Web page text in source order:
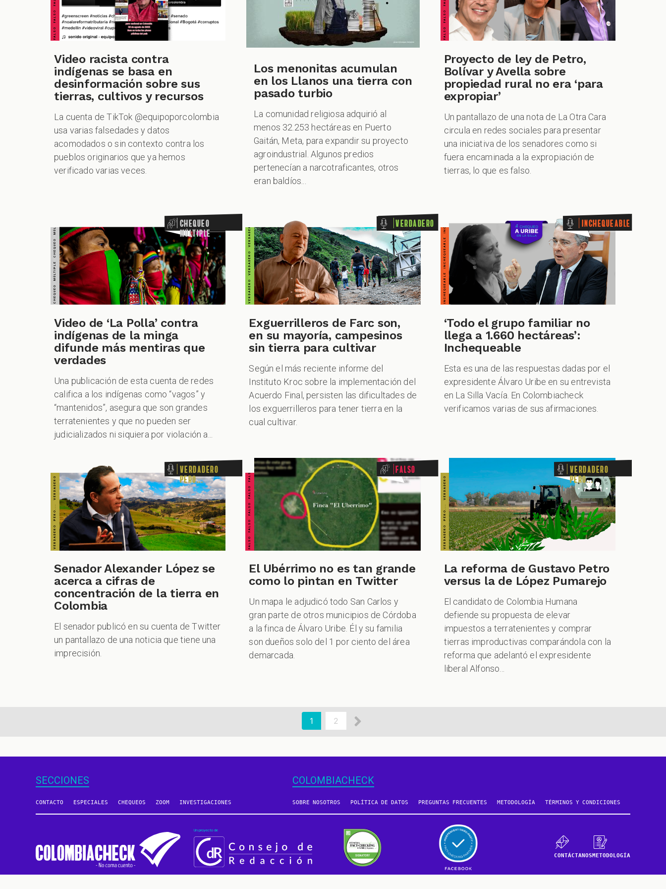
Video racista contra
indígenas se basa en
desinformación sobre sus
tierras, cultivos y recursos
La cuenta de TikTok @equipoporcolombia
usa varias falsedades y datos
acomodados o sin contexto contra los
pueblos originarios que ya hemos
verificado varias veces.
Los menonitas acumulan
en los Llanos una tierra con
pasado turbio
La comunidad religiosa adquirió al
menos 32.253 hectáreas en Puerto
Gaitán, Meta, para expandir su proyecto
agroindustrial. Algunos predios
pertenecían a narcotraficantes, otros
eran baldíos...
Proyecto de ley de Petro,
Bolívar y Avella sobre
propiedad rural no era ‘para
expropiar’
Un pantallazo de una nota de La Otra Cara
circula en redes sociales para presentar
una iniciativa de los senadores como si
fuera encaminada a la expropiación de
tierras, lo que es falso.
CHEQUEO MÚLTIPLE CHEQUEO MÚLTIPLE CHEQUEO MÚLTIPLE CHEQUEO MÚLTIPLE CHEQUEO MÚLTIPLE CHEQUEO MÚLTIPLE CHEQUEO MÚLTIPLE
Chequeo
Múltiple
Video de ‘La Polla’ contra
indígenas de la minga
difunde más mentiras que
verdades
Una publicación de esta cuenta de redes
califica a los indígenas como “vagos” y
“mantenidos”, asegura que son grandes
terratenientes y que no pueden ser
judicializados ni siquiera por violación a...
VERDADERO VERDADERO VERDADERO VERDADERO VERDADERO VERDADERO VERDADERO Verdadero
Exguerrilleros de Farc son,
en su mayoría, campesinos
sin tierra para cultivar
Según el más reciente informe del
Instituto Kroc sobre la implementación del
Acuerdo Final, persisten las dificultades de
los exguerrilleros para tener tierra en la
cual cultivar.
INCHEQUEABLE INCHEQUEABLE INCHEQUEABLE INCHEQUEABLE INCHEQUEABLE INCHEQUEABLE INCHEQUEABLE Inchequeable
‘Todo el grupo familiar no
llega a 1.660 hectáreas’:
Inchequeable
Esta es una de las respuestas dadas por el
expresidente Álvaro Uribe en su entrevista
en La Silla Vacía. En Colombiacheck
verificamos varias de sus afirmaciones.
VERDADERO PERO... VERDADERO PERO... VERDADERO PERO... VERDADERO PERO... VERDADERO PERO... VERDADERO PERO... VERDADERO PERO...
Verdadero
pero...
Senador Alexander López se
acerca a cifras de
concentración de la tierra en
Colombia
El senador publicó en su cuenta de Twitter
un pantallazo de una noticia que tiene una
imprecisión.
FALSO FALSO FALSO FALSO FALSO FALSO FALSO Falso
El Ubérrimo no es tan grande
como lo pintan en Twitter
Un mapa le adjudicó todo San Carlos y
gran parte de otros municipios de Córdoba
a la finca de Álvaro Uribe. Él y su familia
son dueños solo del 1 por ciento del área
demarcada.
VERDADERO PERO... VERDADERO PERO... VERDADERO PERO... VERDADERO PERO... VERDADERO PERO... VERDADERO PERO... VERDADERO PERO...
Verdadero
pero...
La reforma de Gustavo Petro
versus la de López Pumarejo
El candidato de Colombia Humana
defiende su propuesta de elevar
impuestos a terratenientes y comprar
tierras improductivas comparándola con la
reforma que adelantó el expresidente
liberal Alfonso...
Página
actual
1 Page
2
Siguiente
SECCIONES
CONTACTO ESPECIALES CHEQUEOS ZOOM INVESTIGACIONES
COLOMBIACHECK
SOBRE NOSOTROS POLÍTICA DE DATOS PREGUNTAS FRECUENTES METODOLOGÍA TÉRMINOS Y CONDICIONES
Un proyecto de
CONTÁCTANOSMETODOLOGÍA